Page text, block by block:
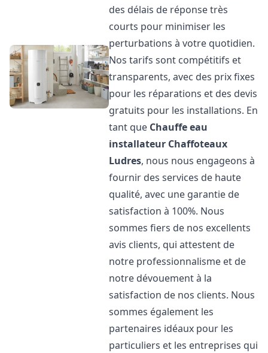
des délais de réponse très
courts pour minimiser les
perturbations à votre quotidien.
Nos tarifs sont compétitifs et
transparents, avec des prix fixes
pour les réparations et des devis
gratuits pour les installations. En
tant que Chauffe eau
installateur Chaffoteaux
Ludres, nous nous engageons à
fournir des services de haute
qualité, avec une garantie de
satisfaction à 100%. Nous
sommes fiers de nos excellents
avis clients, qui attestent de
notre professionnalisme et de
notre dévouement à la
satisfaction de nos clients. Nous
sommes également les
partenaires idéaux pour les
particuliers et les entreprises qui